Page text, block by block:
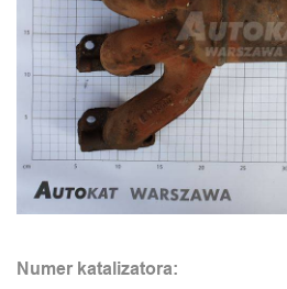
Numer katalizatora: